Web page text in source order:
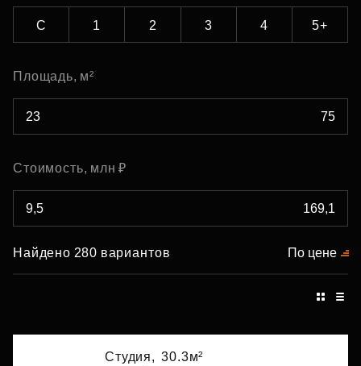
С 1 2 3 4 5+
Площадь, м²
Стоимость, млн ₽
Найдено 280 вариантов По цене
Студия, 30.3м²